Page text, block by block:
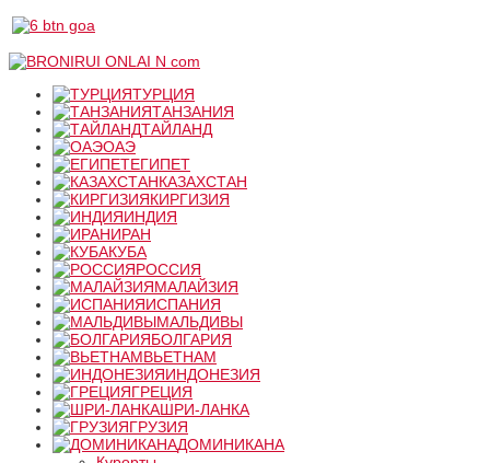
ТУРЦИЯ
ТАНЗАНИЯ
ТАЙЛАНД
ОАЭ
ЕГИПЕТ
КАЗАХСТАН
КИРГИЗИЯ
ИНДИЯ
ИРАН
КУБА
РОССИЯ
МАЛАЙЗИЯ
ИСПАНИЯ
МАЛЬДИВЫ
БОЛГАРИЯ
ВЬЕТНАМ
ИНДОНЕЗИЯ
ГРЕЦИЯ
ШРИ-ЛАНКА
ГРУЗИЯ
ДОМИНИКАНА